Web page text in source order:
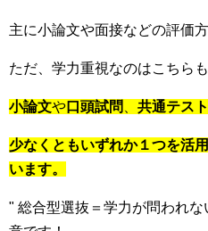
主に小論文や面接などの評価
ただ、学力重視なのはこちらも
小論文や口頭試問 共通テスト
少なくともいずれか１つを活
います。
" 総合型選抜＝学力が問われ